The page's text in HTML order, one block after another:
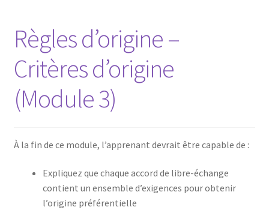
Règles d’origine –
Critères d’origine
(Module 3)
À la fin de ce module, l’apprenant devrait être capable de :
Expliquez que chaque accord de libre-échange
contient un ensemble d’exigences pour obtenir
l’origine préférentielle